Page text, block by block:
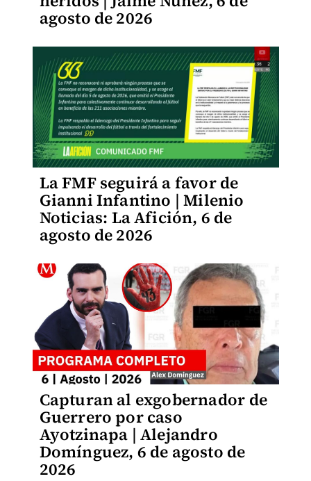
agosto de 2026
La FMF seguirá a favor de
Gianni Infantino | Milenio
Noticias: La Afición, 6 de
agosto de 2026
Capturan al exgobernador de
Guerrero por caso
Ayotzinapa | Alejandro
Domínguez, 6 de agosto de
2026